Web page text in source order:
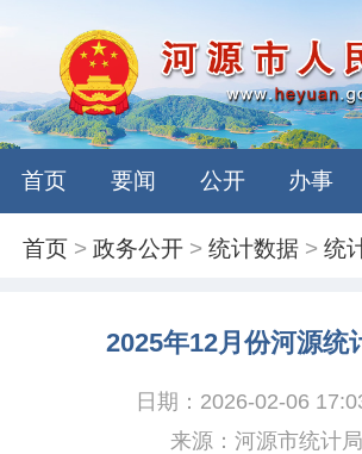
首页 要闻 公开 办事
首页 >政务公开 >统计数据 >统
2025年12月份河源统
日期：2026-02-06
来源：河源市统计局